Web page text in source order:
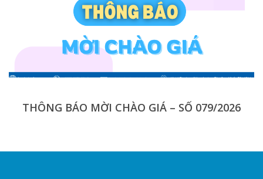
THÔNG BÁO MỜI CHÀO GIÁ – SỐ 079/2026